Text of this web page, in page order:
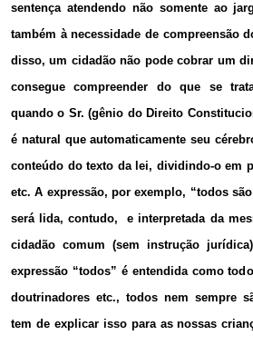
sentença atendendo não somente ao
também à necessidade de compreensão
disso, um cidadão não pode cobrar um
consegue compreender do que se
quando o Sr. (gênio do Direito
é natural que automaticamente seu
conteúdo do texto da lei, dividindo-o em
etc. A expressão, por exemplo, “todos
será lida, contudo, e interpretada da
cidadão comum (sem instrução
expressão “todos” é entendida como
doutrinadores etc., todos nem sempre
tem de explicar isso para as nossas